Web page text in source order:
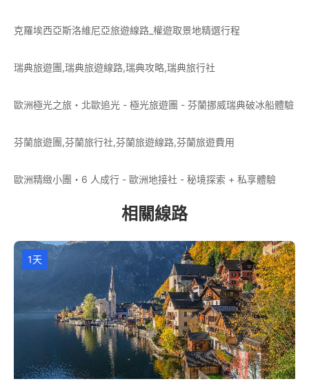
克羅埃西亞斯洛維尼亞旅遊線路_權遊取景地精選行程
瑞典旅遊團,瑞典旅遊線路,瑞典攻略,瑞典旅行社
歐洲極光之旅・北歐追光 - 極光旅遊團 - 芬蘭挪威瑞典破冰船體驗
芬蘭旅遊團,芬蘭旅行社,芬蘭旅遊線路,芬蘭旅遊費用
歐洲精緻小團・6 人成行 - 歐洲地接社 - 秘境探索 + 私享體驗
相關線路
1天